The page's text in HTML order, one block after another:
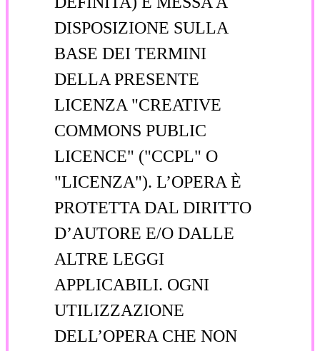
DISPOSIZIONE SULLA
BASE DEI TERMINI
DELLA PRESENTE
LICENZA "CREATIVE
COMMONS PUBLIC
LICENCE" ("CCPL" O
"LICENZA"). L’OPERA È
PROTETTA DAL DIRITTO
D’AUTORE E/O DALLE
ALTRE LEGGI
APPLICABILI. OGNI
UTILIZZAZIONE
DELL’OPERA CHE NON